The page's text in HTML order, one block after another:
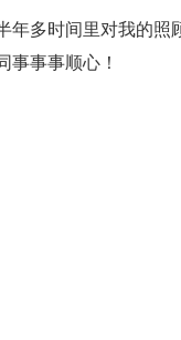
年多时间里对我的照
事事事顺心！